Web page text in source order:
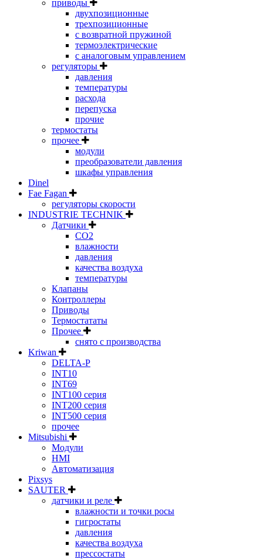
приводы
двухпозиционные
трехпозиционные
с возвратной пружиной
термоэлектрические
с аналоговым управлением
регуляторы
давления
температуры
расхода
перепуска
прочие
термостаты
прочее
модули
преобразователи давления
шкафы управления
Dinel
Fae Fagan
регуляторы скорости
INDUSTRIE TECHNIK
Датчики
CO2
влажности
давления
качества воздуха
температуры
Клапаны
Контроллеры
Приводы
Термостататы
Прочее
снято с производства
Kriwan
DELTA-P
INT10
INT69
INT100 серия
INT200 серия
INT500 серия
прочее
Mitsubishi
Модули
HMI
Автоматизация
Pixsys
SAUTER
датчики и реле
влажности и точки росы
гигростаты
давления
качества воздуха
прессостаты